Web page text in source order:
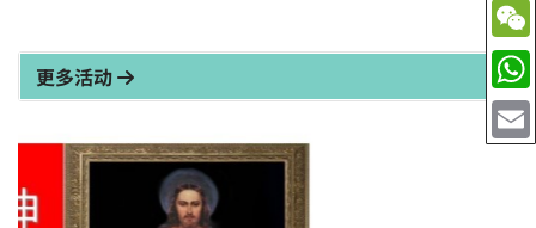
更多活动